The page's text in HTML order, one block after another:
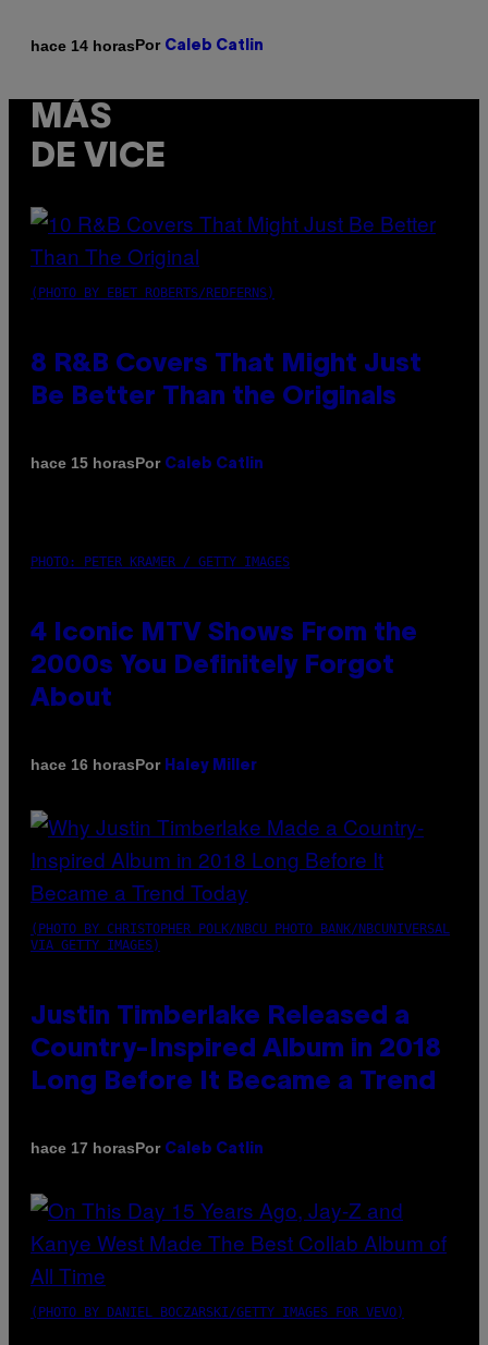
hace 14 horasPor Caleb Catlin
MÁS
DE VICE
(PHOTO BY EBET ROBERTS/REDFERNS)
8 R&B Covers That Might Just
Be Better Than the Originals
hace 15 horasPor Caleb Catlin
PHOTO: PETER KRAMER / GETTY IMAGES
4 Iconic MTV Shows From the
2000s You Definitely Forgot
About
hace 16 horasPor Haley Miller
(PHOTO BY CHRISTOPHER POLK/NBCU PHOTO BANK/NBCUNIVERSAL
VIA GETTY IMAGES)
Justin Timberlake Released a
Country-Inspired Album in 2018
Long Before It Became a Trend
hace 17 horasPor Caleb Catlin
(PHOTO BY DANIEL BOCZARSKI/GETTY IMAGES FOR VEVO)